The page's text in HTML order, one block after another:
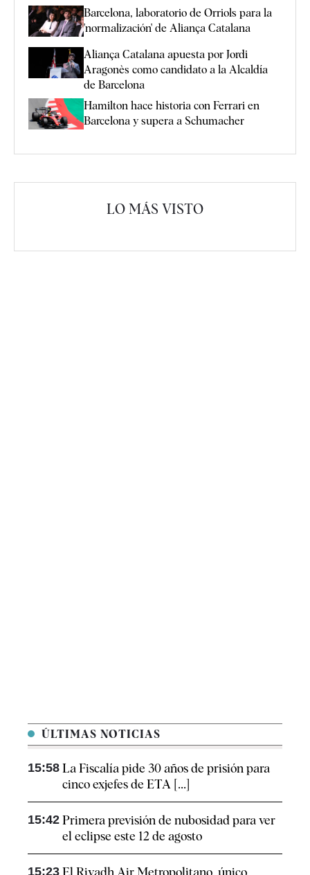
Barcelona, laboratorio de Orriols para la
'normalización' de Aliança Catalana
Aliança Catalana apuesta por Jordi
Aragonès como candidato a la Alcaldía
de Barcelona
Hamilton hace historia con Ferrari en
Barcelona y supera a Schumacher
LO MÁS VISTO
ÚLTIMAS NOTICIAS
15:58 La Fiscalía pide 30 años de prisión para
cinco exjefes de ETA [...]
15:42 Primera previsión de nubosidad para ver
el eclipse este 12 de agosto
15:23 El Riyadh Air Metropolitano, único